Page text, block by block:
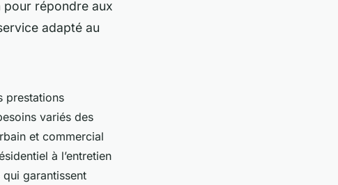
pour répondre aux
adapté au
prestations
variés des
et commercial
à l’entretien
garantissent